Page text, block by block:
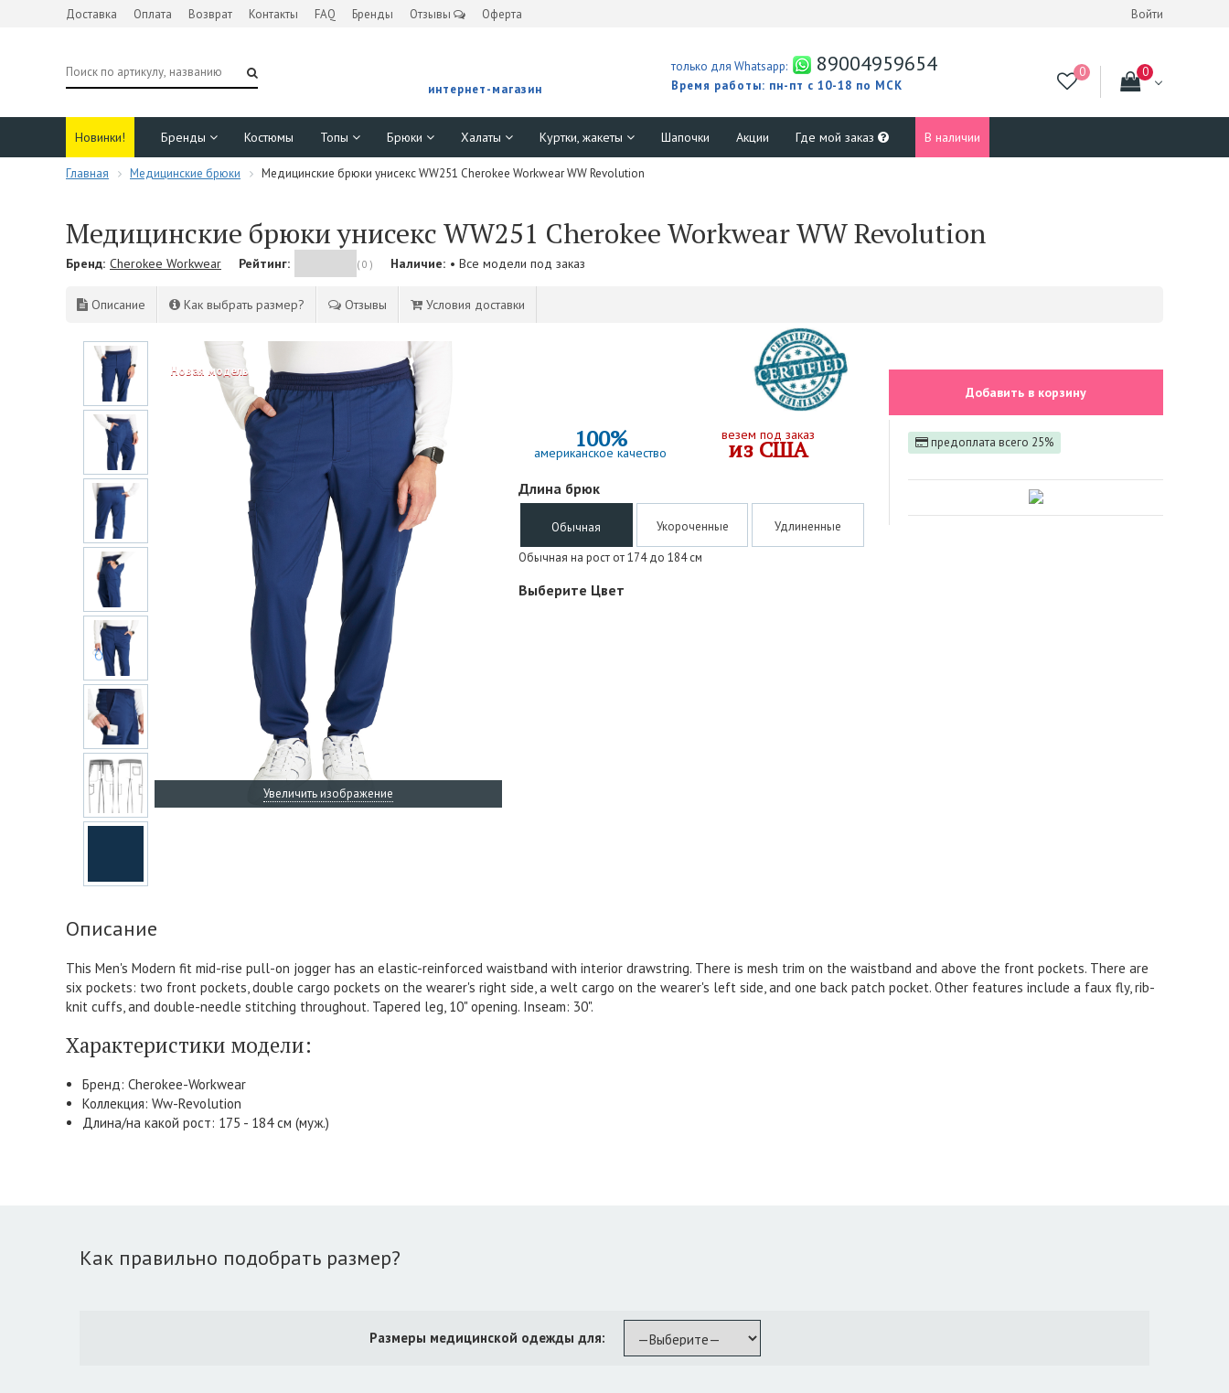
Доставка Оплата Возврат Контакты FAQ Бренды Отзывы Оферта Войти
интернет-магазин
только для Whatsapp: 89004959654
Время работы: пн-пт с 10-18 по МСК
Новинки! Бренды Костюмы Топы Брюки Халаты Куртки, жакеты Шапочки Акции Где мой заказ В наличии
Главная Медицинские брюки Медицинские брюки унисекс WW251 Cherokee Workwear WW Revolution
Медицинские брюки унисекс WW251 Cherokee Workwear WW Revolution
Бренд: Cherokee Workwear Рейтинг: ( 0 ) Наличие: • Все модели под заказ
Описание Как выбрать размер? Отзывы Условия доставки
Увеличить изображение
Новая модель
100%
американское качество
везем под заказ
из США
Длина брюк
Обычная Укороченные
Удлиненные
Обычная на рост от 174 до 184 см
Выберите Цвет
Добавить в корзину
предоплата всего 25%
Описание
This Men's Modern fit mid-rise pull-on jogger has an elastic-reinforced waistband with interior drawstring. There is mesh trim on the waistband and above the front pockets. There are
six pockets: two front pockets, double cargo pockets on the wearer's right side, a welt cargo on the wearer's left side, and one back patch pocket. Other features include a faux fly, rib-
knit cuffs, and double-needle stitching throughout. Tapered leg, 10" opening. Inseam: 30".
Характеристики модели:
Бренд: Cherokee-Workwear
Коллекция: Ww-Revolution
Длина/на какой рост: 175 - 184 см (муж.)
Как правильно подобрать размер?
Размеры медицинской одежды для: